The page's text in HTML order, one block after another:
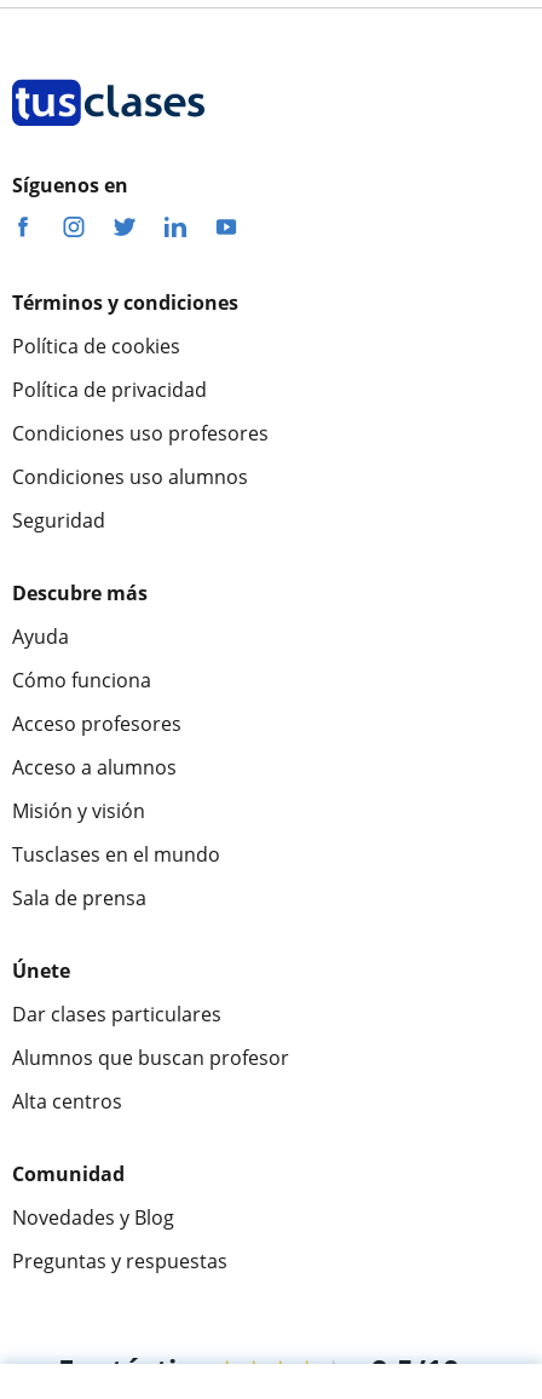
Síguenos en
Términos y condiciones
Política de cookies
Política de privacidad
Condiciones uso profesores
Condiciones uso alumnos
Seguridad
Descubre más
Ayuda
Cómo funciona
Acceso profesores
Acceso a alumnos
Misión y visión
Tusclases en el mundo
Sala de prensa
Únete
Dar clases particulares
Alumnos que buscan profesor
Alta centros
Comunidad
Novedades y Blog
Preguntas y respuestas
Fantástica★★★★★ 9,5/10